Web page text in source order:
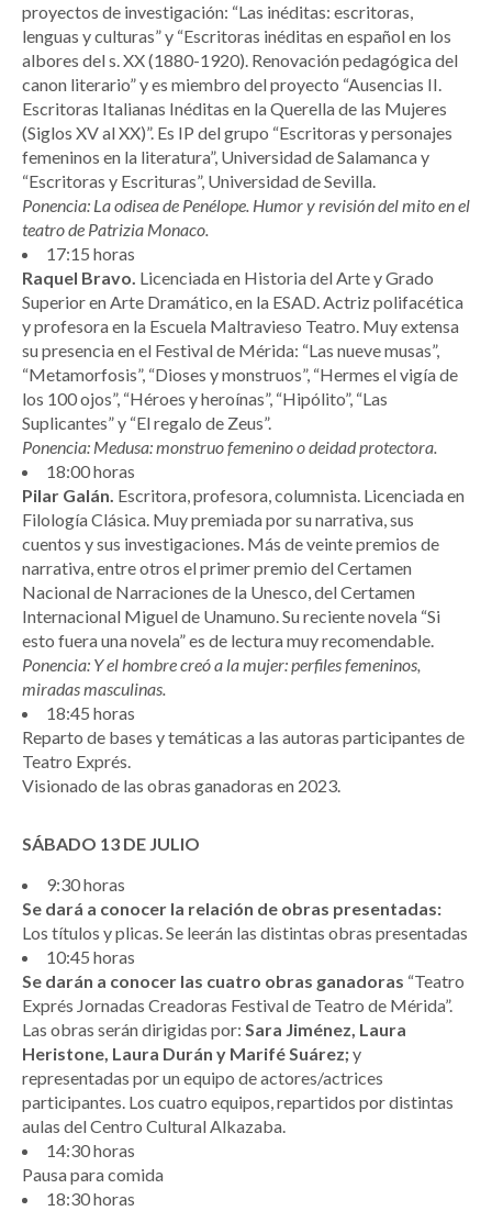
proyectos de investigación: “Las inéditas: escritoras,
lenguas y culturas” y “Escritoras inéditas en español en los
albores del s. XX (1880-1920). Renovación pedagógica del
canon literario” y es miembro del proyecto “Ausencias II.
Escritoras Italianas Inéditas en la Querella de las Mujeres
(Siglos XV al XX)”. Es IP del grupo “Escritoras y personajes
femeninos en la literatura”, Universidad de Salamanca y
“Escritoras y Escrituras”, Universidad de Sevilla.
Ponencia: La odisea de Penélope. Humor y revisión del mito en el
teatro de Patrizia Monaco.
17:15 horas
Raquel Bravo. Licenciada en Historia del Arte y Grado
Superior en Arte Dramático, en la ESAD. Actriz polifacética
y profesora en la Escuela Maltravieso Teatro. Muy extensa
su presencia en el Festival de Mérida: “Las nueve musas”,
“Metamorfosis”, “Dioses y monstruos”, “Hermes el vigía de
los 100 ojos”, “Héroes y heroínas”, “Hipólito”, “Las
Suplicantes” y “El regalo de Zeus”.
Ponencia: Medusa: monstruo femenino o deidad protectora.
18:00 horas
Pilar Galán. Escritora, profesora, columnista. Licenciada en
Filología Clásica. Muy premiada por su narrativa, sus
cuentos y sus investigaciones. Más de veinte premios de
narrativa, entre otros el primer premio del Certamen
Nacional de Narraciones de la Unesco, del Certamen
Internacional Miguel de Unamuno. Su reciente novela “Si
esto fuera una novela” es de lectura muy recomendable.
Ponencia: Y el hombre creó a la mujer: perfiles femeninos,
miradas masculinas.
18:45 horas
Reparto de bases y temáticas a las autoras participantes de
Teatro Exprés.
Visionado de las obras ganadoras en 2023.
SÁBADO 13 DE JULIO
9:30 horas
Se dará a conocer la relación de obras presentadas:
Los títulos y plicas. Se leerán las distintas obras presentadas
10:45 horas
Se darán a conocer las cuatro obras ganadoras “Teatro
Exprés Jornadas Creadoras Festival de Teatro de Mérida”.
Las obras serán dirigidas por: Sara Jiménez, Laura
Heristone, Laura Durán y Marifé Suárez;y
representadas por un equipo de actores/actrices
participantes. Los cuatro equipos, repartidos por distintas
aulas del Centro Cultural Alkazaba.
14:30 horas
Pausa para comida
18:30 horas